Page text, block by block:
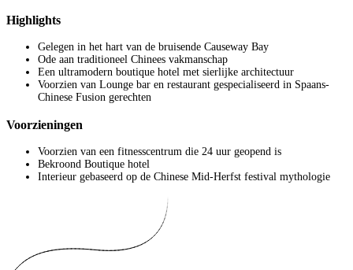
Highlights
Gelegen in het hart van de bruisende Causeway Bay
Ode aan traditioneel Chinees vakmanschap
Een ultramodern boutique hotel met sierlijke architectuur
Voorzien van Lounge bar en restaurant gespecialiseerd in Spaans-
Chinese Fusion gerechten
Voorzieningen
Voorzien van een fitnesscentrum die 24 uur geopend is
Bekroond Boutique hotel
Interieur gebaseerd op de Chinese Mid-Herfst festival mythologie